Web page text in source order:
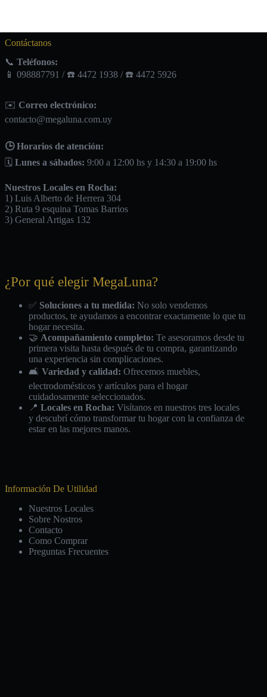
Contáctanos
📞 Teléfonos:
📱 098887791 / ☎️ 4472 1938 / ☎️ 4472 5926
✉️ Correo electrónico:
contacto@megaluna.com.uy
🕒 Horarios de atención:
🗓️ Lunes a sábados: 9:00 a 12:00 hs y 14:30 a 19:00 hs
Nuestros Locales en Rocha:
1) Luis Alberto de Herrera 304
2) Ruta 9 esquina Tomas Barrios
3) General Artigas 132
¿Por qué elegir MegaLuna?
✅ Soluciones a tu medida: No solo vendemos
productos, te ayudamos a encontrar exactamente lo que tu
hogar necesita.
🤝 Acompañamiento completo: Te asesoramos desde tu
primera visita hasta después de tu compra, garantizando
una experiencia sin complicaciones.
🛋️ Variedad y calidad: Ofrecemos muebles,
electrodomésticos y artículos para el hogar
cuidadosamente seleccionados.
📍 Locales en Rocha: Visítanos en nuestros tres locales
y descubrí cómo transformar tu hogar con la confianza de
estar en las mejores manos.
Información De Utilidad
Nuestros Locales
Sobre Nostros
Contacto
Como Comprar
Preguntas Frecuentes